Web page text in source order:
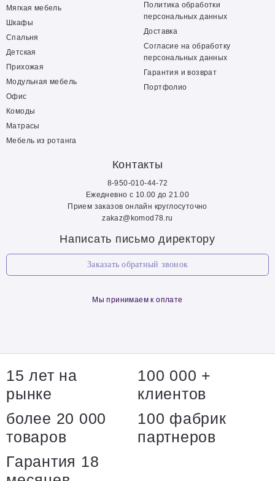
Мягкая мебель
Шкафы
Спальня
Детская
Прихожая
Модульная мебель
Офис
Комоды
Матрасы
Мебель из ротанга
Политика обработки
персональных данных
Доставка
Согласие на обработку
персональных данных
Гарантия и возврат
Портфолио
Контакты
8-950-010-44-72
Ежедневно с 10.00 до 21.00
Прием заказов онлайн круглосуточно
zakaz@komod78.ru
Написать письмо директору
Заказать обратный звонок
Мы принимаем к оплате
15 лет на
рынке
100 000 +
клиентов
более 20 000
товаров
100 фабрик
партнеров
Гарантия 18